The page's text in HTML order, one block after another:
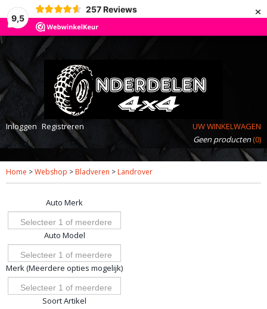
9,5
257 Reviews ×
Inloggen Registreren
UW WINKELWAGEN
Geen producten(0)
Home >Webshop > Bladveren > Landrover
Auto Merk
Selecteer 1 of meerdere
opties
Auto Model
Selecteer 1 of meerdere
opties
Merk (Meerdere opties mogelijk)
Selecteer 1 of meerdere
opties
Soort Artikel